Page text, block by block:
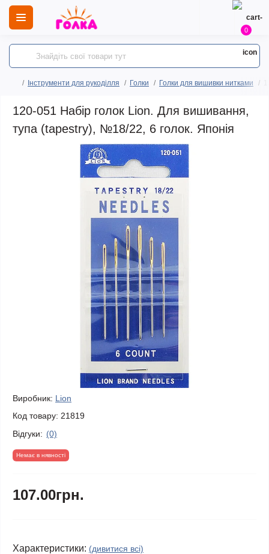
0
Інструменти для рукоділля Голки Голки для вишивки нитками
120-051 Набір голок Lion. Для вишивання,
тупа (tapestry), №18/22, 6 голок. Японія
Виробник: Lion
Код товару: 21819
Відгуки: (0)
Немає в нявності
107.00грн.
Характеристики: (дивитися всі)